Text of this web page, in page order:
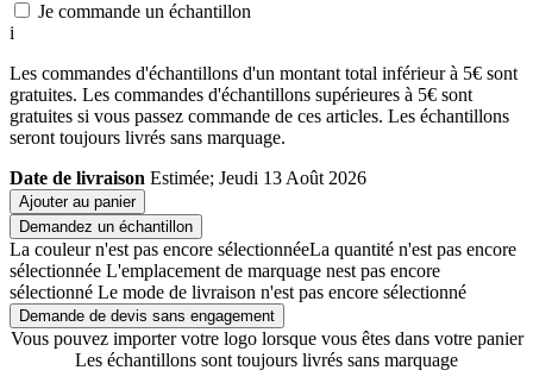
Je commande un échantillon
i
Les commandes d'échantillons d'un montant total inférieur à 5€ sont
gratuites. Les commandes d'échantillons supérieures à 5€ sont
gratuites si vous passez commande de ces articles. Les échantillons
seront toujours livrés sans marquage.
Date de livraison Estimée; Jeudi 13 Août 2026
Ajouter au panier
Demandez un échantillon
La couleur n'est pas encore sélectionnéeLa quantité n'est pas encore
sélectionnée L'emplacement de marquage nest pas encore
sélectionné Le mode de livraison n'est pas encore sélectionné
Demande de devis sans engagement
Vous pouvez importer votre logo lorsque vous êtes dans votre panier
Les échantillons sont toujours livrés sans marquage